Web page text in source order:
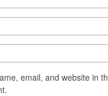
email, and website in